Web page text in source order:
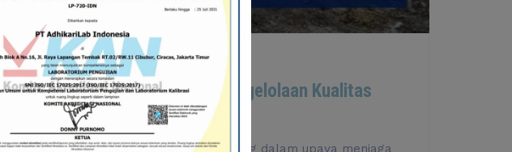
BYQUALITY JULY 17, 2025
Pentingnya Pemantauan dan Pengelolaan Kualitas
Pemantauan kualitas udara sangat penting dalam upaya menjaga